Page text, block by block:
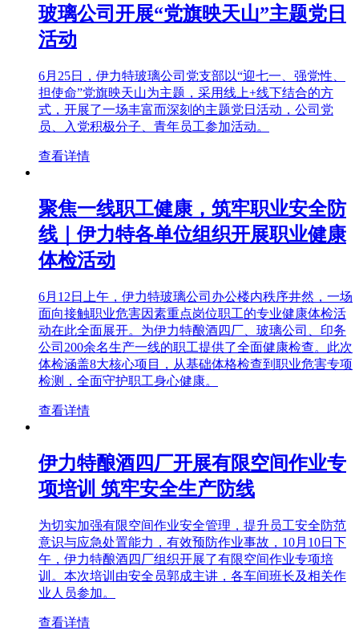
玻璃公司开展“党旗映天山”主题党日
活动
6月25日，伊力特玻璃公司党支部以“迎七一、强党性、
担使命”党旗映天山为主题，采用线上+线下结合的方
式，开展了一场丰富而深刻的主题党日活动，公司党
员、入党积极分子、青年员工参加活动。
查看详情
聚焦一线职工健康，筑牢职业安全防
线｜伊力特各单位组织开展职业健康
体检活动
6月12日上午，伊力特玻璃公司办公楼内秩序井然，一场
面向接触职业危害因素重点岗位职工的专业健康体检活
动在此全面展开。为伊力特酿酒四厂、玻璃公司、印务
公司200余名生产一线的职工提供了全面健康检查。此次
体检涵盖8大核心项目，从基础体格检查到职业危害专项
检测，全面守护职工身心健康。
查看详情
伊力特酿酒四厂开展有限空间作业专
项培训 筑牢安全生产防线
为切实加强有限空间作业安全管理，提升员工安全防范
意识与应急处置能力，有效预防作业事故，10月10日下
午，伊力特酿酒四厂组织开展了有限空间作业专项培
训。本次培训由安全员郭成主讲，各车间班长及相关作
业人员参加。
查看详情